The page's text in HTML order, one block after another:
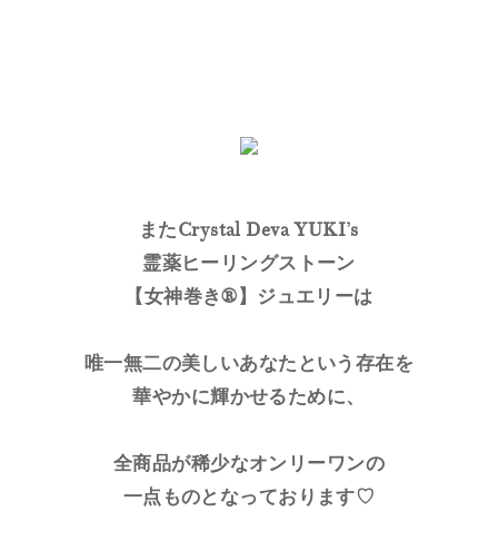
またCrystal Deva YUKI’s
霊薬ヒーリングストーン
【女神巻き®】ジュエリーは
唯一無二の美しいあなたという存在を
華やかに輝かせるために、
全商品が稀少なオンリーワンの
一点ものとなっております♡